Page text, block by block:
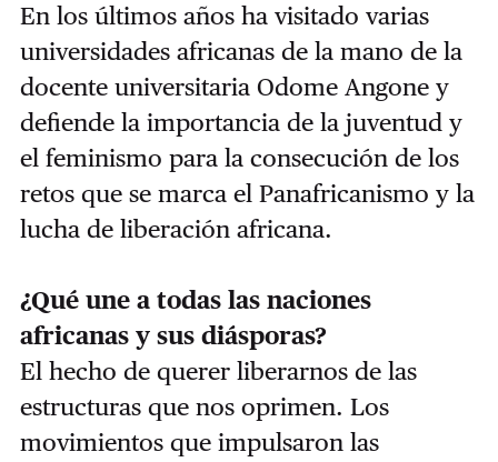
En los últimos años ha visitado varias
universidades africanas de la mano de la
docente universitaria Odome Angone y
defiende la importancia de la juventud y
el feminismo para la consecución de los
retos que se marca el Panafricanismo y la
lucha de liberación africana.
¿Qué une a todas las naciones
africanas y sus diásporas?
El hecho de querer liberarnos de las
estructuras que nos oprimen. Los
movimientos que impulsaron las